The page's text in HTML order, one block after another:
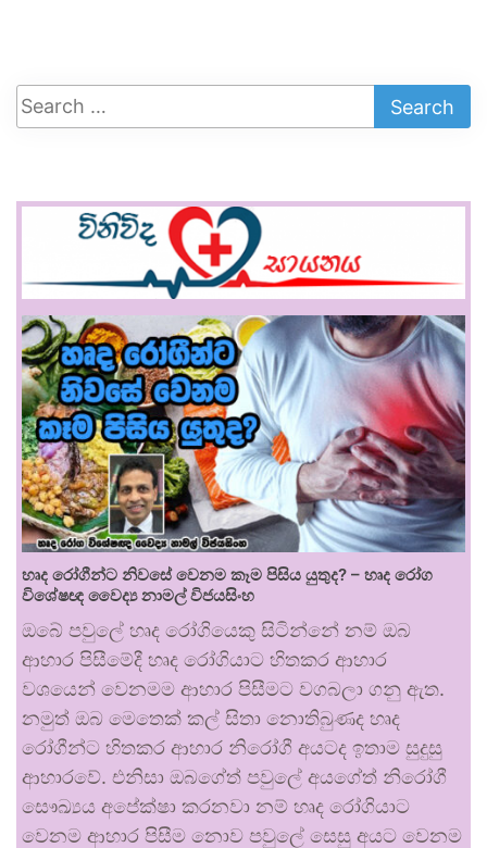
හෘද රෝගීන්ට නිවසේ වෙනම කෑම පිසිය යුතුද? – හෘද රෝග
විශේෂඥ වෛද්‍ය නාමල් විජයසිංහ
ඔබේ පවුලේ හෘද රෝගියෙකු සිටින්නේ නම් ඔබ
ආහාර පිසීමේදී හෘද රෝගියාට හිතකර ආහාර
වශයෙන් වෙනමම ආහාර පිසීමට වගබලා ගනු ඇත.
නමුත් ඔබ මෙතෙක් කල් සිතා නොතිබුණද හෘද
රෝගීන්ට හිතකර ආහාර නිරෝගී අයටද ඉතාම සුදුසු
ආහාරවේ. එනිසා ඔබගේත් පවුලේ අයගේත් නිරෝගී
සෞඛ්‍යය අපේක්ෂා කරනවා නම් හෘද රෝගියාට
වෙනම ආහාර පිසීම නොව පවුලේ සෙසු අයට වෙනම